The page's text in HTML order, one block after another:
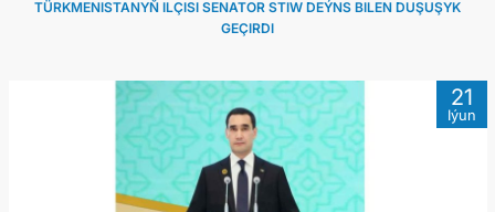
TÜRKMENISTANYŇ ILÇISI SENATOR STIW DEÝNS BILEN DUŞUŞYK
GEÇIRDI
21
Iýun